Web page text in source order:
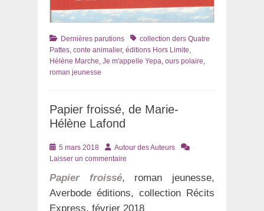
Catégories
Dernières parutions Tagscollection ders Quatre
Pattes conte animalier, éditions Hors Limite
Hélène Marche Je m'appelle Yepa ours polaire
roman jeunesse
Papier froissé, de Marie-
Hélène Lafond
Posté
le
5 mars 2018 AuteurAutour des Auteurs
Laisser un commentaire
Papier froissé, roman jeunesse,
Averbode éditions, collection Récits
Express, février 2018